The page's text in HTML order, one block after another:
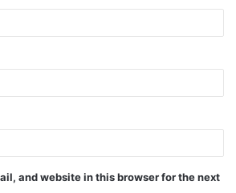
and website in this browser for the next